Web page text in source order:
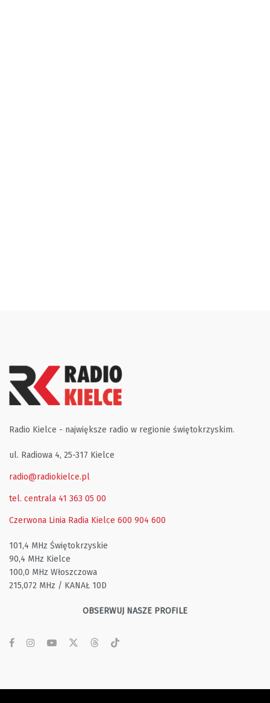
Radio Kielce - największe radio w regionie świętokrzyskim.
ul. Radiowa 4, 25-317 Kielce
radio@radiokielce.pl
tel. centrala 41 363 05 00
Czerwona Linia Radia Kielce 600 904 600
101,4 MHz Świętokrzyskie
90,4 MHz Kielce
100,0 MHz Włoszczowa
215,072 MHz / KANAŁ 10D
OBSERWUJ NASZE PROFILE